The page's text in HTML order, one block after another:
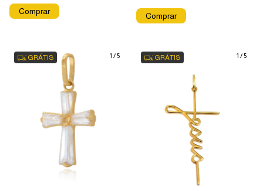
1 /5
GRÁTIS 1 /5
GRÁTIS